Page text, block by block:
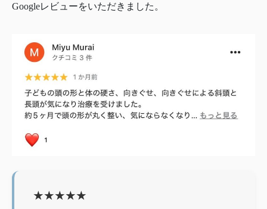
Googleレビューをいただきました。
★★★★★